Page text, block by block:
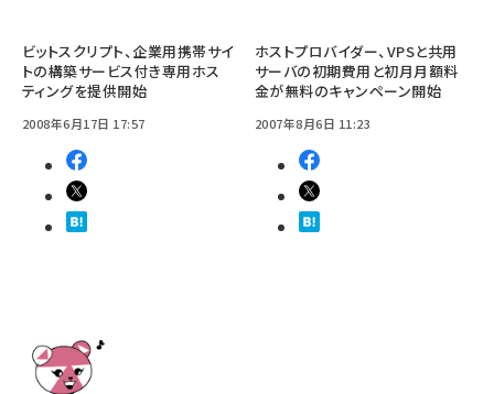
ビットスクリプト、企業用携帯サイ
トの構築サービス付き専用ホス
ティングを提供開始
2008年6月17日 17:57
ホストプロバイダー、VPSと共用
サーバの初期費用と初月月額料
金が無料のキャンペーン開始
2007年8月6日 11:23